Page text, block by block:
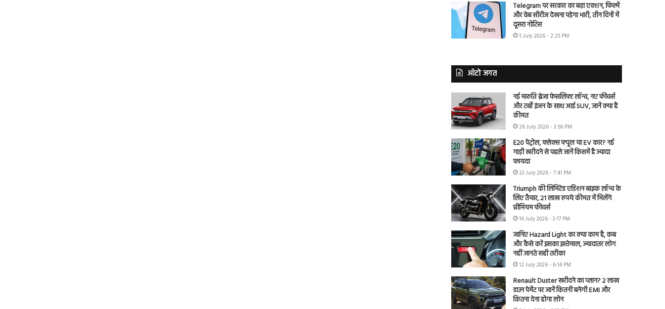
Telegram पर सरकार का बड़ा एक्शन, फिल्में
और वेब सीरीज देखना पड़ेगा भारी, तीन दिनों में
दूसरा नोटिस
5 July 2026 - 2:25 PM
ऑटो जगत
नई मारुति ब्रेजा फेसलिफ्ट लॉन्च, नए फीचर्स
और टर्बो इंजन के साथ आई SUV, जानें क्या है
कीमत
26 July 2026 - 3:56 PM
E20 पेट्रोल, फ्लेक्स फ्यूल या EV कार? नई
गाड़ी खरीदने से पहले जानें किसमें है ज्यादा
फायदा
23 July 2026 - 7:41 PM
Triumph की लिमिटेड एडिशन बाइक लॉन्च के
लिए तैयार, 21 लाख रुपये कीमत में मिलेंगे
प्रीमियम फीचर्स
16 July 2026 - 3:17 PM
जानिए Hazard Light का क्या काम है, कब
और कैसे करें इसका इस्तेमाल, ज्यादातर लोग
नहीं जानते सही तरीका
12 July 2026 - 6:14 PM
Renault Duster खरीदने का प्लान? 2 लाख
डाउन पेमेंट पर जानें कितनी बनेगी EMI और
कितना देना होगा लोन